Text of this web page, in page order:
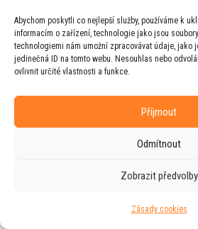
Abychom poskytli co nejlepší služby, používáme k
informacím o zařízení, technologie jako jsou
technologiemi nám umožní zpracovávat údaje, jako
jedinečná ID na tomto webu. Nesouhlas nebo
ovlivnit určité vlastnosti a funkce.
Příjmout
Odmítnout
Zobrazit předvolby
Zásady cookies
Horeckého
Web vytvořila firmaRUDIve
agenturou